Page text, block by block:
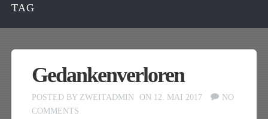
TAG
Gedankenverloren
POSTED BY ZWEITADMIN ON 12. MAI 2017
NO
COMMENTS